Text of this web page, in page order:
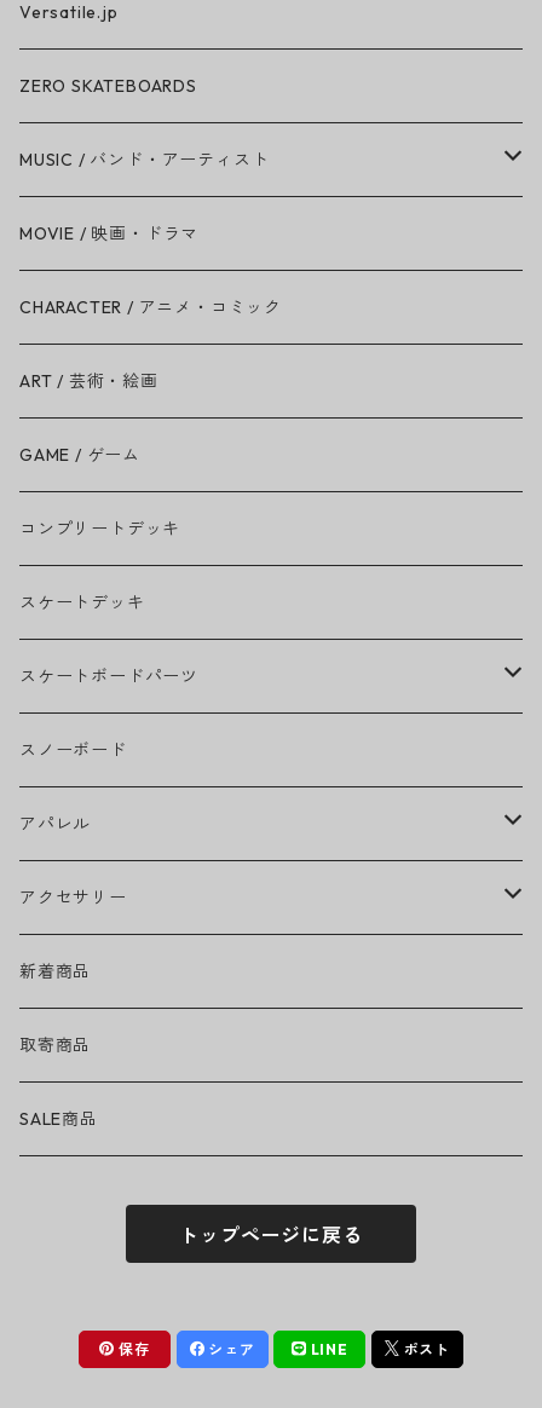
Versatile.jp
ZERO SKATEBOARDS
MUSIC / バンド・アーティスト
Amy Winehouse
Ariana Grande
BAD RELIGION
BEASTIE BOYS
THE BEATLES
BILLIE EILISH
BOB MARLEY
CAMILA CABELLO
Ed Sheeran
EMINEM
GREEN DAY
GUNS N' ROSES
LADY GAGA
MICHAEL JACKSON
MY CHEMICAL ROMANCE
MOVIE / 映画・ドラマ
CHARACTER / アニメ・コミック
ART / 芸術・絵画
GAME / ゲーム
コンプリートデッキ
スケートデッキ
スケートボードパーツ
グリップテープ
ウィール
ベアリング
トラック
ヘルメット・プロテクター
アクセサリー・小物
スノーボード
アパレル
ヘッドウェア
キャップ
ハット
ネックウェア
トップス
Tシャツ・ロングTシャツ
ボトムス
パンツ・ズボン
アクセサリー
ハードグッズ
バッグ・ポーチ
サングラス
フィギュア
新着商品
取寄商品
SALE商品
トップページに戻る
保存 シェア LINE ポスト